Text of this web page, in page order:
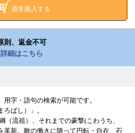
通常購入する
則、返金不可
詳細はこちら
字・語句の検索が可能です。
ばし）」。
流祖）、それまでの豪撃(こわうち、
革新。敵の働きに随って円転・自在、石